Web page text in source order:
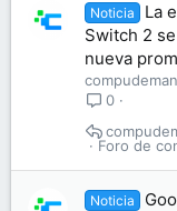
Noticia
La
Switch 2
nueva
0
Foro de
Noticia